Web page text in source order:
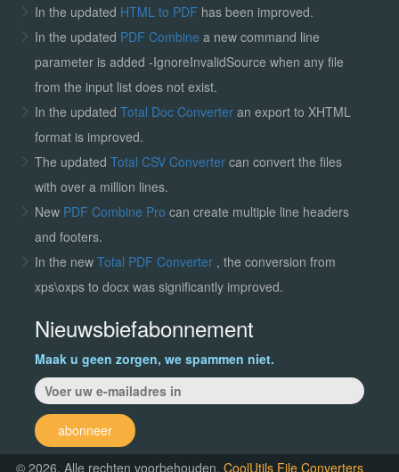
In the updated HTML to PDF has been improved.
In the updated PDF Combine a new command line
parameter is added -IgnoreInvalidSource when any file
from the input list does not exist.
In the updated Total Doc Converter an export to XHTML
format is improved.
The updated Total CSV Convertercan convert the files
with over a million lines.
New PDF Combine Pro can create multiple line headers
and footers.
In the new Total PDF Converter , the conversion from
xps\oxps to docx was significantly improved.
Nieuwsbiefabonnement
Maak u geen zorgen, we spammen niet.
abonneer
© 2026. Alle rechten voorbehouden.CoolUtils File Converters